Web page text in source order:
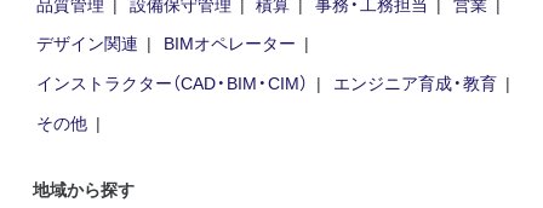
デザイン関連
BIMオペレーター
インストラクター（CAD・BIM・CIM）
エンジニア育成・教育
その他
地域から探す